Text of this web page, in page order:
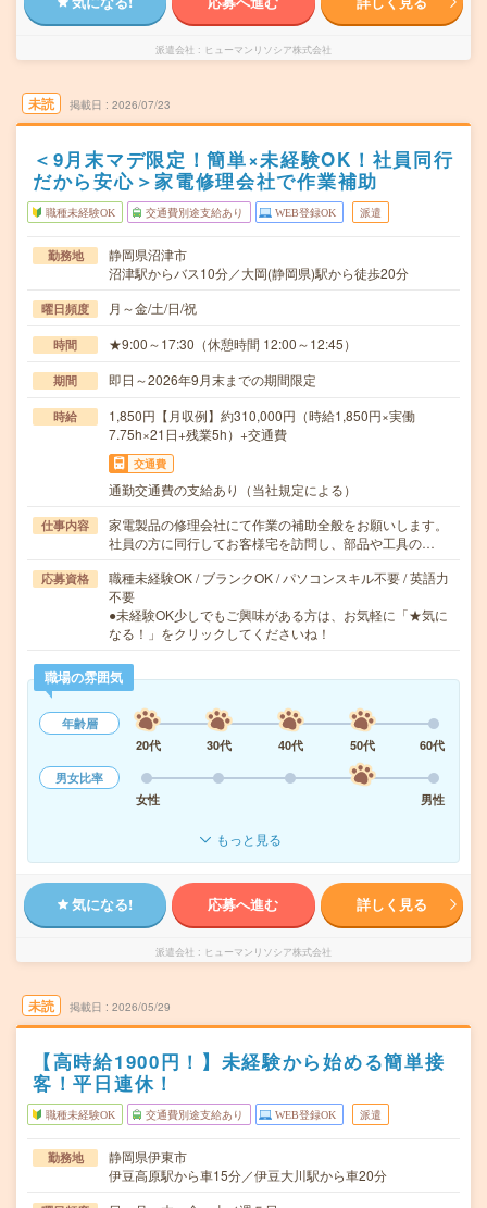
派遣会社 ヒューマンリソシア株式会社
未読 掲載日 2026/07/23
＜9月末マデ限定！簡単×未経験OK！社員同行
だから安心＞家電修理会社で作業補助
職種未経験OK 交通費別途支給あり WEB登録OK 派遣
勤務地
静岡県沼津市
沼津駅からバス10分／大岡(静岡県)駅から徒歩20分
曜日頻度 月～金/土/日/祝
時間 ★9:00～17:30（休憩時間 12:00～12:45）
期間 即日～2026年9月末までの期間限定
時給
1,850円【月収例】約310,000円（時給1,850円×実働
7.75h×21日+残業5h）+交通費
交通費
通勤交通費の支給あり（当社規定による）
仕事内容
家電製品の修理会社にて作業の補助全般をお願いします。
社員の方に同行してお客様宅を訪問し、部品や工具の…
応募資格
職種未経験OK / ブランクOK / パソコンスキル不要 / 英語力
不要
●未経験OK少しでもご興味がある方は、お気軽に「★気に
なる！」をクリックしてくださいね！
職場の雰囲気
年齢層
20代
30代 40代 50代
60代
男女比率
女性
男性
もっと見る
気になる! 応募へ進む 詳しく見る
派遣会社 ヒューマンリソシア株式会社
未読 掲載日 2026/05/29
【高時給1900円！】未経験から始める簡単接
客！平日連休！
職種未経験OK 交通費別途支給あり WEB登録OK 派遣
勤務地
静岡県伊東市
伊豆高原駅から車15分／伊豆大川駅から車20分